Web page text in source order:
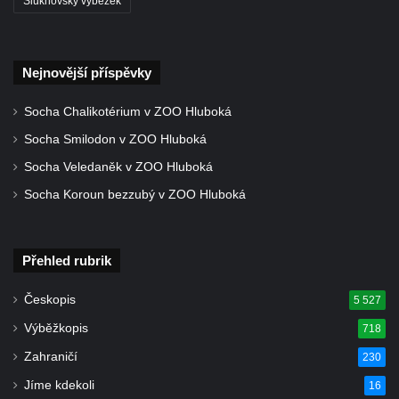
Boží muka v parku před domem čp. 17 v
Sochy „Klaun a dívenka“ v parku v centru
Hrobčic
Socha svatého Antonína poustevníka v
Mirošovicích
Račicích
Povodňový sloup II. v Dobříni
Nejnovější příspěvky
Socha Chalikotérium v ZOO Hluboká
Socha Smilodon v ZOO Hluboká
Socha Veledaněk v ZOO Hluboká
Socha Koroun bezzubý v ZOO Hluboká
Přehled rubrik
Českopis 5 527
Výběžkopis 718
Zahraničí 230
Jíme kdekoli 16